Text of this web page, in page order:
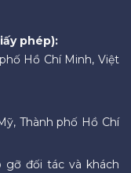
phép):
Hồ Chí Minh, Việt
Thành phố Hồ Chí
gỡ đối tác và khách